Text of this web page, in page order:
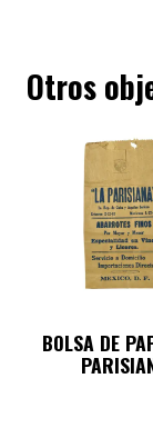
Otros
BOLSA DE